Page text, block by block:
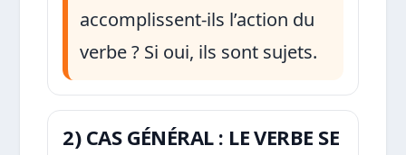
accomplissent-ils l’action du
verbe ? Si oui, ils sont sujets.
2) CAS GÉNÉRAL : LE VERBE SE